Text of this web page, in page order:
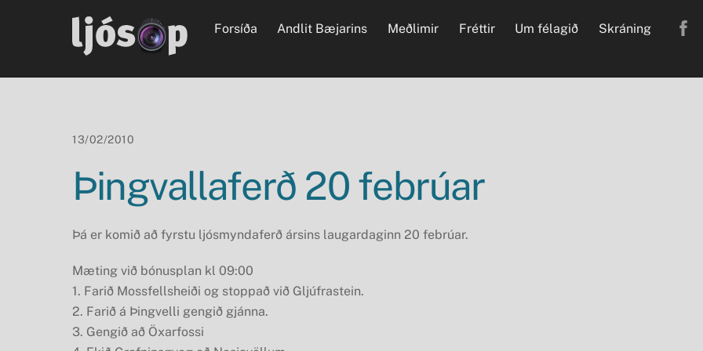
Forsíða Andlit Bæjarins Meðlimir Fréttir Um félagið Skráning
13/02/2010
Þingvallaferð 20 febrúar
Þá er komið að fyrstu ljósmyndaferð ársins laugardaginn 20 febrúar.
Mæting við bónusplan kl 09:00
1. Farið Mossfellsheiði og stoppað við Gljúfrastein.
2. Farið á Þingvelli gengið gjánna.
3. Gengið að Öxarfossi